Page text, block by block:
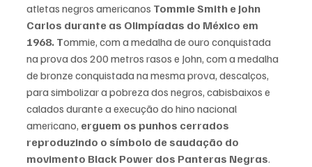
atletas negros americanos Tommie Smith e John
Carlos durante as Olimpíadas do México em
1968. Tommie, com a medalha de ouro conquistada
na prova dos 200 metros rasos e John, com a medalha
de bronze conquistada na mesma prova, descalços,
para simbolizar a pobreza dos negros, cabisbaixos e
calados durante a execução do hino nacional
americano, erguem os punhos cerrados
reproduzindo o símbolo de saudação do
movimento Black Power dos Panteras Negras.